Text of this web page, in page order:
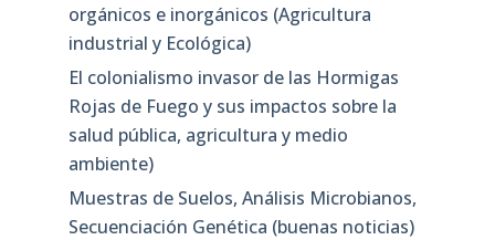
orgánicos e inorgánicos (Agricultura
industrial y Ecológica)
El colonialismo invasor de las Hormigas
Rojas de Fuego y sus impactos sobre la
salud pública, agricultura y medio
ambiente)
Muestras de Suelos, Análisis Microbianos,
Secuenciación Genética (buenas noticias)